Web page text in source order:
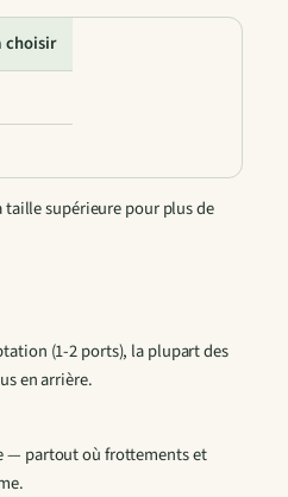
choisir
taille supérieure pour plus de
(1-2 ports), la plupart des
en arrière.
— partout où frottements et